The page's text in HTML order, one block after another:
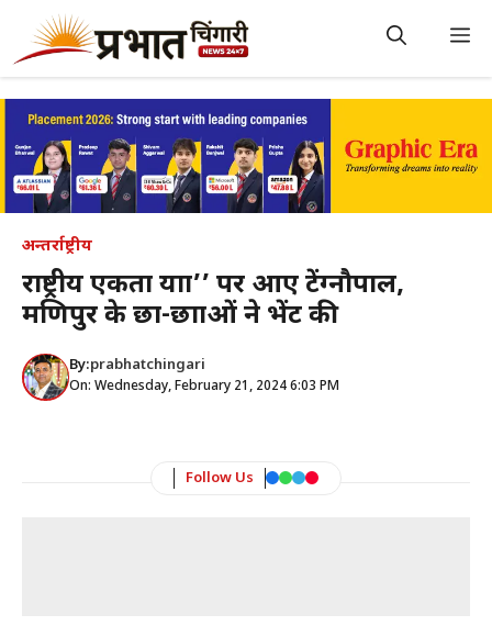
content
अन्तर्राष्ट्रीय
राष्ट्रीय एकता यात्रा’’ पर आए टेंग्नौपाल,
मणिपुर के छात्र-छात्राओं ने भेंट की
By:prabhatchingari
On: Wednesday, February 21, 2024 6:03 PM
Follow Us